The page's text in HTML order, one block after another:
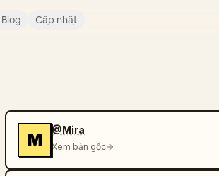
Blog Cập nhật
M
@Mira
Xem bản gốc